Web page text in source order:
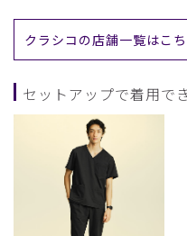
クラシコの店舗一覧はこ
セットアップで着用で